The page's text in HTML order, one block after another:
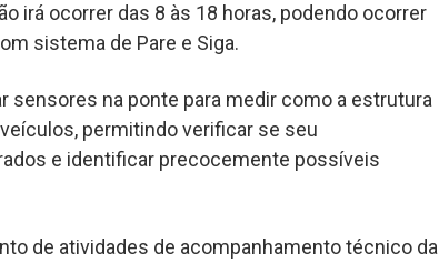
irá ocorrer das 8 às 18 horas, podendo ocorrer
sistema de Pare e Siga.
na ponte para medir como a estrutura
permitindo verificar se seu
e identificar precocemente possíveis
de atividades de acompanhamento técnico da